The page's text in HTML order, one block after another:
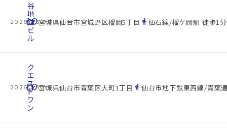
2026.08.07
cottage
谷
地
舘
ビ
ル
location_on宮城県仙台市宮城野区榴岡5丁目 directions_walk 仙石線/榴ケ岡駅 徒歩1分
2026.08.07
cottage
ク
エ
ス
ト
ワ
ン
location_on宮城県仙台市青葉区大町1丁目 directions_walk 仙台市地下鉄東西線/青葉